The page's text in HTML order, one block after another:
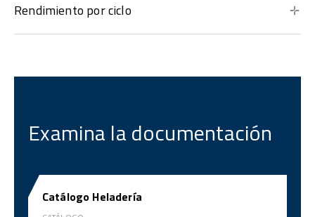
Rendimiento por ciclo
Examina la documentación
Catálogo Heladería